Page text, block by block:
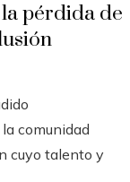
pérdida de
comunidad
cuyo talento y